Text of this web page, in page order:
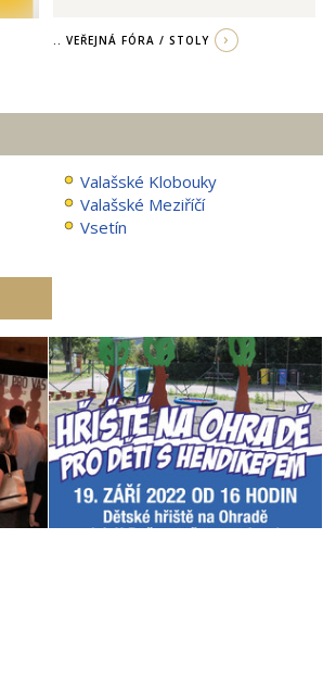
.. VEŘEJNÁ FÓRA / STOLY
Valašské Klobouky
Valašské Meziříčí
Vsetín